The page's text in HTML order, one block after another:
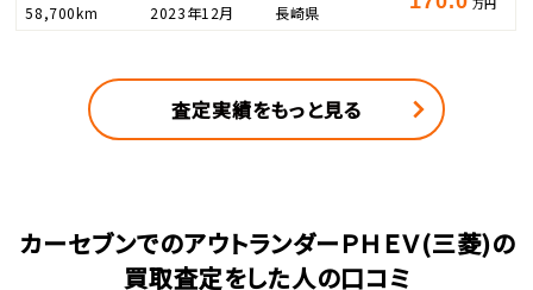
58,700km
2023年12月 長崎県
査定実績をもっと見る
カーセブンでのアウトランダーＰＨＥＶ(三菱)の
買取査定をした人の口コミ